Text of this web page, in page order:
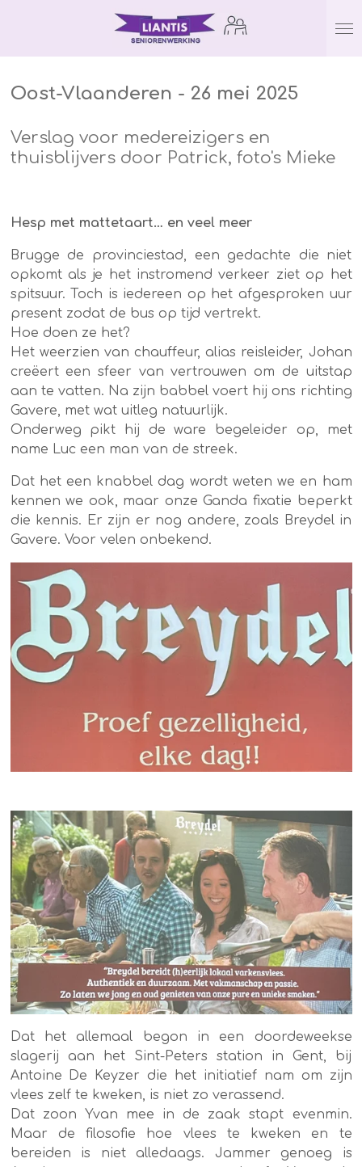
naar
hoofdinhoud
Oost-Vlaanderen - 26 mei 2025
Verslag voor medereizigers en
thuisblijvers door Patrick, foto's Mieke
Hesp met mattetaart… en veel meer
Brugge de provinciestad, een gedachte die niet
opkomt als je het instromend verkeer ziet op het
spitsuur. Toch is iedereen op het afgesproken uur
present zodat de bus op tijd vertrekt.
Hoe doen ze het?
Het weerzien van chauffeur, alias reisleider, Johan
creëert een sfeer van vertrouwen om de uitstap
aan te vatten. Na zijn babbel voert hij ons richting
Gavere, met wat uitleg natuurlijk.
Onderweg pikt hij de ware begeleider op, met
name Luc een man van de streek.
Dat het een knabbel dag wordt weten we en ham
kennen we ook, maar onze Ganda fixatie beperkt
die kennis. Er zijn er nog andere, zoals Breydel in
Gavere. Voor velen onbekend.
Dat het allemaal begon in een doordeweekse
slagerij aan het Sint-Peters station in Gent, bij
Antoine De Keyzer die het initiatief nam om zijn
vlees zelf te kweken, is niet zo verassend.
Dat zoon Yvan mee in de zaak stapt evenmin.
Maar de filosofie hoe vlees te kweken en te
bereiden is niet alledaags. Jammer genoeg is